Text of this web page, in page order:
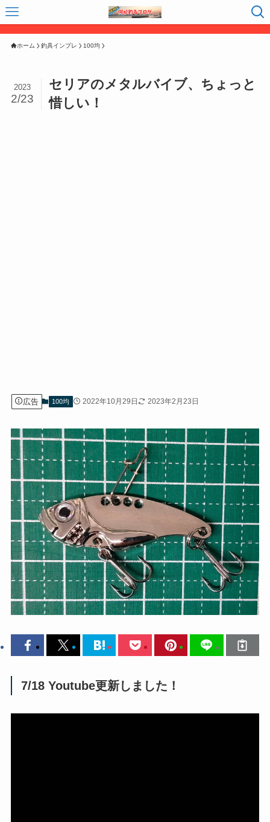
ホーム 釣具インプレ 100均
セリアのメタルバイブ、ちょっと
惜しい！
2023
2/23
広告 100均 2022年10月29日 2023年2月23日
7/18 Youtube更新しました！